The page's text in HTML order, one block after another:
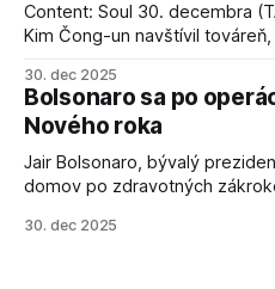
Content: Soul 30. decembra
Kim Čong-un navštívil
schopnosti. Informovali o tom
sa odvoláva agentúra AFP.
30. dec 2025
Bolsonaro sa po
Nového roka
Jair Bolsonaro, bývalý
domov po zdravotných
30. dec 2025